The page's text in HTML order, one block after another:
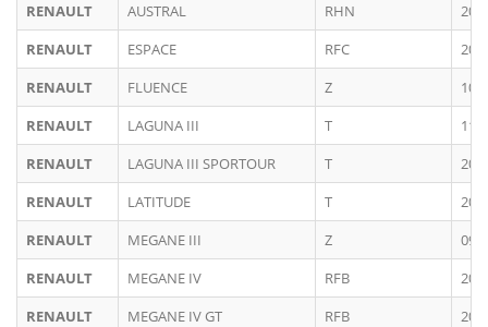
RENAULT
AUSTRAL RHN
RENAULT
ESPACE RFC
RENAULT
FLUENCE Z
10/
RENAULT
LAGUNA III T
11/
RENAULT
LAGUNA III SPORTOUR T
RENAULT
LATITUDE T
RENAULT
MEGANE III Z
09/
RENAULT
MEGANE IV RFB
RENAULT
MEGANE IV GT RFB